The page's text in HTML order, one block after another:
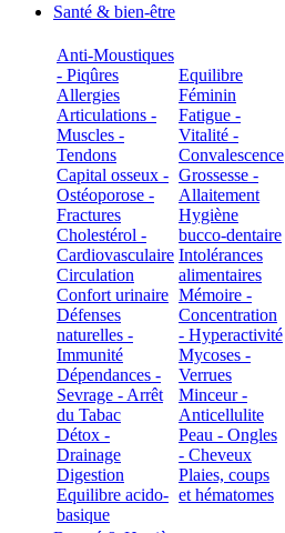
Santé & bien-être
Anti-Moustiques
- Piqûres
Allergies
Articulations -
Muscles -
Tendons
Capital osseux -
Ostéoporose -
Fractures
Cholestérol -
Cardiovasculaire
Circulation
Confort urinaire
Défenses
naturelles -
Immunité
Dépendances -
Sevrage - Arrêt
du Tabac
Détox -
Drainage
Digestion
Equilibre acido-
basique
Equilibre
Féminin
Fatigue -
Vitalité -
Convalescence
Grossesse -
Allaitement
Hygiène
bucco-dentaire
Intolérances
alimentaires
Mémoire -
Concentration
- Hyperactivité
Mycoses -
Verrues
Minceur -
Anticellulite
Peau - Ongles
- Cheveux
Plaies, coups
et hématomes